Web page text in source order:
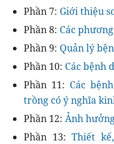
Phần 7: Giới thiệu
Phần 8: Các
Phần 9: Quản lý
Phần 10: Các bệnh
Phần 11: Các
trồng có ý nghĩa
Phần 12: Ảnh
Phần 13:Thiết